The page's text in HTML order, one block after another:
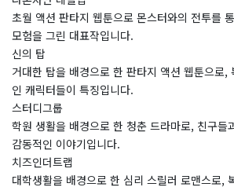
초월 액션 판타지 웹툰으로 몬스터와의 전투를
모험을 그린 대표작입니다.
신의 탑
거대한 탑을 배경으로 한 판타지 액션 웹툰으로,
인 캐릭터들이 특징입니다.
스터디그룹
학원 생활을 배경으로 한 청춘 드라마로, 친구들
감동적인 이야기입니다.
치즈인더트랩
대학생활을 배경으로 한 심리 스릴러 로맨스로,